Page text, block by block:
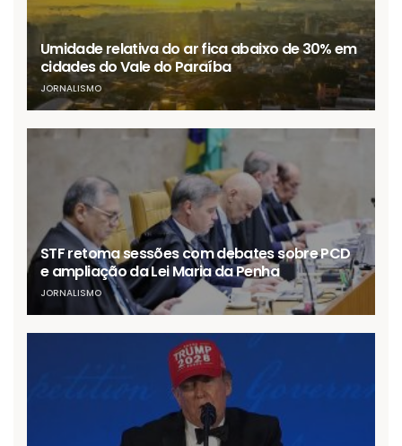
Umidade relativa do ar fica abaixo de 30% em
cidades do Vale do Paraíba
JORNALISMO
STF retoma sessões com debates sobre PCD
e ampliação da Lei Maria da Penha
JORNALISMO